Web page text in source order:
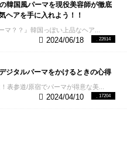
韓国風パーマを現役美容師が徹底
ヘアを手に入れよう！！
マ？？』韓国っぽい上品なヘア...
22614
2024/06/18
ジタルパーマをかけるときの心得
表参道/原宿でパーマが得意な美...
17204
2024/04/10